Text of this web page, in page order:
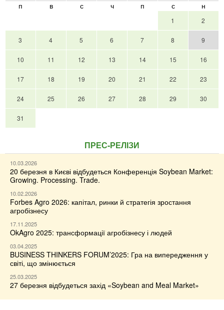
п в с ч п с н
1 2
3 4 5 6 7 8 9
10 11 12 13 14 15 16
17 18 19 20 21 22 23
24 25 26 27 28 29 30
31
ПРЕС-РЕЛІЗИ
10.03.2026
20 березня в Києві відбудеться Конференція Soybean Market:
Growing. Processing. Trade.
10.02.2026
Forbes Agro 2026: капітал, ринки й стратегія зростання
агробізнесу
17.11.2025
OkAgro 2025: трансформації агробізнесу і людей
03.04.2025
BUSINESS THINKERS FORUM’2025: Гра на випередження у
світі, що змінюється
25.03.2025
27 березня відбудеться захід «Soybean and Meal Market»